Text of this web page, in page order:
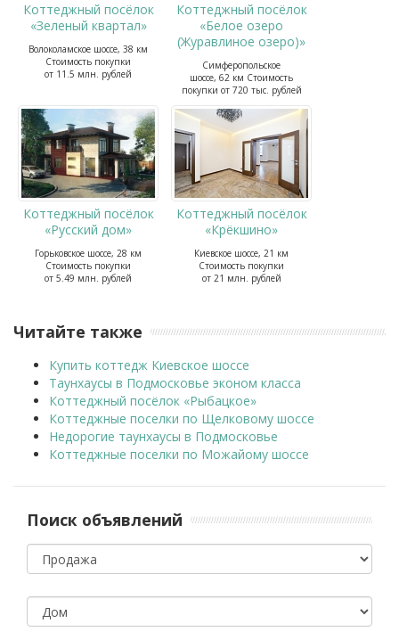
Коттеджный посёлок
«Зеленый квартал»
Волоколамское шоссе, 38 км
Стоимость покупки
от 11.5 млн. рублей
Коттеджный посёлок
«Белое озеро
(Журавлиное озеро)»
Симферопольское
шоссе, 62 км Стоимость
покупки от 720 тыс. рублей
Коттеджный посёлок
«Русский дом»
Горьковское шоссе, 28 км
Стоимость покупки
от 5.49 млн. рублей
Коттеджный посёлок
«Крёкшино»
Киевское шоссе, 21 км
Стоимость покупки
от 21 млн. рублей
Читайте также
Купить коттедж Киевское шоссе
Таунхаусы в Подмосковье эконом класса
Коттеджный посёлок «Рыбацкое»
Коттеджные поселки по Щелковому шоссе
Недорогие таунхаусы в Подмосковье
Коттеджные поселки по Можайому шоссе
Поиск объявлений
Тип
объявления
Тип
объекта